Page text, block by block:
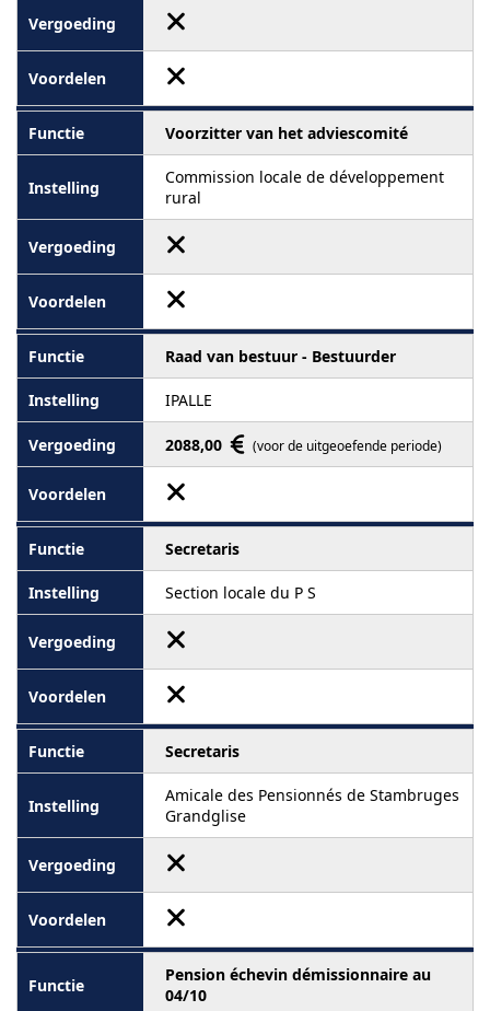
Voorzitter van het adviescomité
Commission locale de développement
rural
Raad van bestuur - Bestuurder
IPALLE
2088,00 (voor de uitgeoefende periode)
Secretaris
Section locale du P S
Secretaris
Amicale des Pensionnés de Stambruges
Grandglise
Pension échevin démissionnaire au
04/10